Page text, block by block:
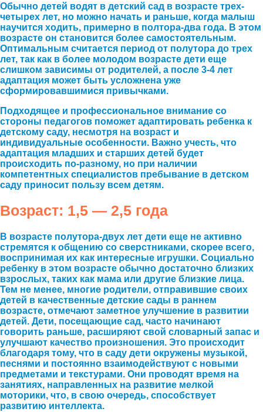
Обычно детей водят в детский сад в возрасте трех-
четырех лет, но можно начать и раньше, когда малыш
научится ходить, примерно в полтора-два года. В этом
возрасте он становится более самостоятельным.
Оптимальным считается период от полутора до трех
лет, так как в более молодом возрасте дети еще
слишком зависимы от родителей, а после 3-4 лет
адаптация может быть усложнена уже
сформировавшимися привычками.
Подходящее и профессиональное внимание со
стороны педагогов поможет адаптировать ребенка к
детскому саду, несмотря на возраст и
индивидуальные особенности. Важно учесть, что
адаптация младших и старших детей будет
происходить по-разному, но при наличии
компетентных специалистов пребывание в детском
саду приносит пользу всем детям.
Возраст: 1,5 — 2,5 года
В возрасте полутора-двух лет дети еще не активно
стремятся к общению со сверстниками, скорее всего,
воспринимая их как интересные игрушки. Социально
ребенку в этом возрасте обычно достаточно близких
взрослых, таких как мама или другие близкие лица.
Тем не менее, многие родители, отправившие своих
детей в качественные детские сады в раннем
возрасте, отмечают заметное улучшение в развитии
детей. Дети, посещающие сад, часто начинают
говорить раньше, расширяют свой словарный запас и
улучшают качество произношения. Это происходит
благодаря тому, что в саду дети окружены музыкой,
песнями и постоянно взаимодействуют с новыми
предметами и текстурами. Они проводят время на
занятиях, направленных на развитие мелкой
моторики, что, в свою очередь, способствует
развитию интеллекта.